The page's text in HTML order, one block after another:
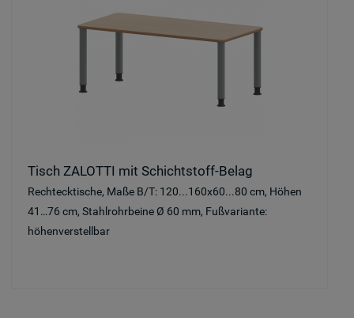
Tisch ZALOTTI mit Schichtstoff-Belag
Rechtecktische, Maße B/T: 120...160x60...80 cm, Höhen
41…76 cm, Stahlrohrbeine Ø 60 mm, Fußvariante:
höhenverstellbar